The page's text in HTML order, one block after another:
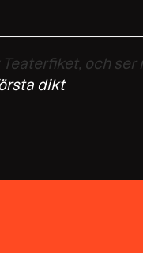
och ser
dikt